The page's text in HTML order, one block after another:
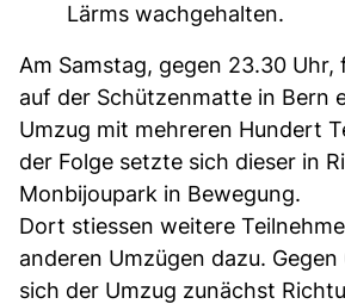
Lärms wachgehalten.
Am Samstag, gegen 23.30
auf der Schützenmatte in Bern
Umzug mit mehreren Hundert
der Folge setzte sich dieser in
Monbijoupark in Bewegung.
Dort stiessen weitere
anderen Umzügen dazu.
sich der Umzug zunächst